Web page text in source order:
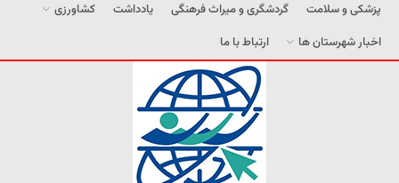
پزشکی و سلامت
گردشگری و میراث فرهنگی یادداشت
کشاورزی
اخبار شهرستان ها
ارتباط با ما